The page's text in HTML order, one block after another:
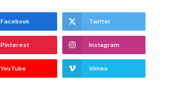
Facebook Twitter
Pinterest Instagram
YouTube Vimeo